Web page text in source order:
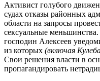
Активист голубого
судах отказы районных
области на запросы
сексуальные
господин Алексеев
из которых (включая
Свои решения власти в
пропагандировать